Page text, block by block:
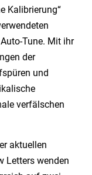
Kalibrierung“
Tune. Mit ihr
der
und
verfälschen
aktuellen
Letters wenden